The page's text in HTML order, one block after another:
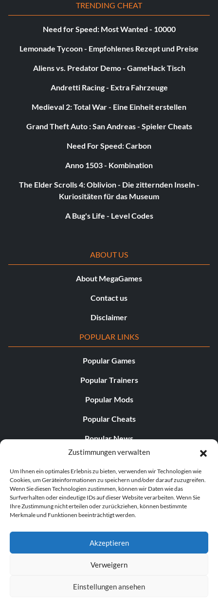
Zustimmungen verwalten
Um Ihnen ein optimales Erlebnis zu bieten, verwenden wir Technologien wie
Cookies, um Geräteinformationen zu speichern und/oder darauf zuzugreifen.
Wenn Sie diesen Technologien zustimmen, können wir Daten wie das
Surfverhalten oder eindeutige IDs auf dieser Website verarbeiten. Wenn Sie
Ihre Zustimmung nicht erteilen oder zurückziehen, können bestimmte
Merkmale und Funktionen beeinträchtigt werden.
Akzeptieren
Verweigern
Einstellungen ansehen
TRENDING CHEAT
Need for Speed: Most Wanted - 10000
Lemonade Tycoon - Empfohlenes Rezept und Preise
Aliens vs. Predator Demo - GameHack Tisch
Andretti Racing - Extra Fahrzeuge
Medieval 2: Total War - Eine Einheit erstellen
Grand Theft Auto : San Andreas - Spieler Cheats
Need For Speed: Carbon
Anno 1503 - Kombination
The Elder Scrolls 4: Oblivion - Die zitternden Inseln -
Kuriositäten für das Museum
A Bug's Life - Level Codes
ABOUT US
About MegaGames
Contact us
Disclaimer
POPULAR LINKS
Popular Games
Popular Trainers
Popular Mods
Popular Cheats
Popular News
Popular Editorials
Popular Free Games
LATEST UPDATES
© 1998–2026 MegaGames.com All rights reserved